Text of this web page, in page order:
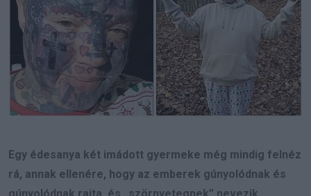
Egy édesanya két imádott gyermeke még mindig felnéz
rá, annak ellenére, hogy az emberek gúnyolódnak és